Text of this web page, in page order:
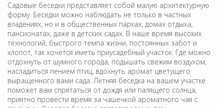
Садовые беседки представляет собой малую архитектурную
форму. Беседки можно наблюдать не только в частных
владениях, но и в общественных парках, домах отдыха,
пансионатах, даже в детских садах. В наше время высоких
технологий, быстрого темпа жизни, постоянных забот и
хлопот, так хочется иметь приусадебный участок. Где можно
отдохнуть от шумного города, подышать свежим воздухом,
насладиться пением птиц, вдохнуть аромат цветущего
выращенного вами сада. Летняя беседка на вашем участке
поможет вам спрятаться от дождя или палящего солнца,
приятно провести время за чашечкой ароматного чая с